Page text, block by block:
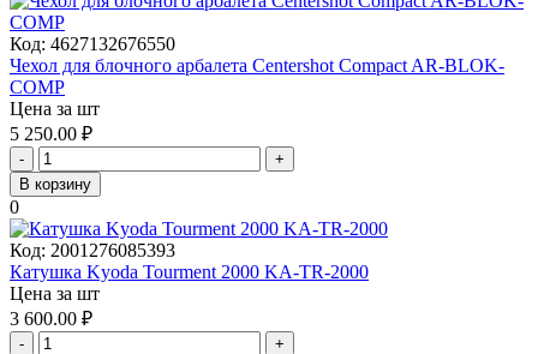
Код: 4627132676550
Чехол для блочного арбалета Centershot Compact AR-BLOK-
COMP
Цена за шт
5 250.00 ₽
-
+
В корзину
0
Код: 2001276085393
Катушка Kyoda Tourment 2000 KA-TR-2000
Цена за шт
3 600.00 ₽
-
+